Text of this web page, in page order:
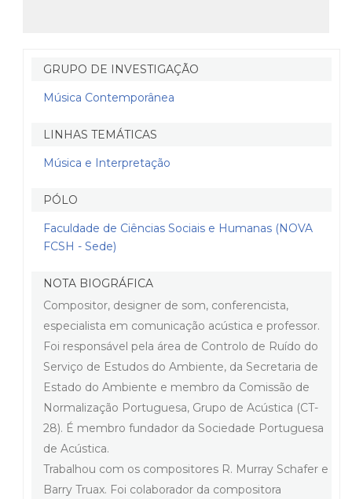
GRUPO DE INVESTIGAÇÃO
Música Contemporânea
LINHAS TEMÁTICAS
Música e Interpretação
PÓLO
Faculdade de Ciências Sociais e Humanas (NOVA
FCSH - Sede)
NOTA BIOGRÁFICA
Compositor, designer de som, conferencista,
especialista em comunicação acústica e professor.
Foi responsável pela área de Controlo de Ruído do
Serviço de Estudos do Ambiente, da Secretaria de
Estado do Ambiente e membro da Comissão de
Normalização Portuguesa, Grupo de Acústica (CT-
28). É membro fundador da Sociedade Portuguesa
de Acústica.
Trabalhou com os compositores R. Murray Schafer e
Barry Truax. Foi colaborador da compositora